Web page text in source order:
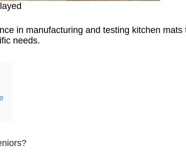
in manufacturing and testing kitchen mats
needs.